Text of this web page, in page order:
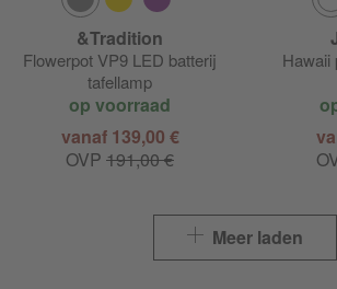
&Tradition
Flowerpot VP9 LED batterij
tafellamp
op voorraad
vanaf 139,00 €
OVP 191,00 €
Hawaii
Meer laden